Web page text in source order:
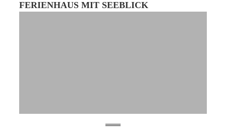
FERIENHAUS MIT SEEBLICK